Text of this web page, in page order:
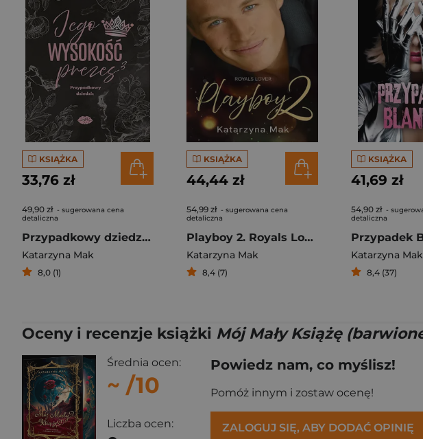
KSIĄŻKA
33,76 zł
49,90 zł - sugerowana cena
detaliczna
Przypadkowy dziedzic. Jego wysokość prezes. Tom 3
Katarzyna Mak
8,0 (1)
KSIĄŻKA
44,44 zł
54,99 zł - sugerowana cena
detaliczna
Playboy 2. Royals Lover
Katarzyna Mak
8,4 (7)
KSIĄŻKA
41,69 zł
54,90 zł -
detaliczna
Przypadek
Katarzyna Mak
8,4 (37)
Oceny i recenzje książki Mój Mały Książę
Średnia ocen:
~ /10
Liczba ocen:
Powiedz nam, co myślisz!
Pomóż innym i zostaw ocenę!
ZALOGUJ SIĘ, ABY DODAĆ OPINIĘ